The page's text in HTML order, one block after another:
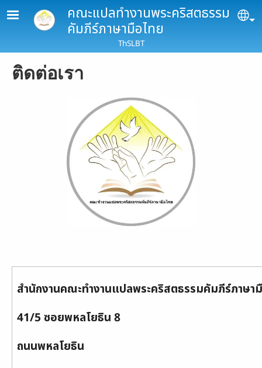
Skip to main contentคณะแปลทำงานพระคริสตธรรม
คัมภีร์ภาษามือไทย
ThSLBT
ติดต่อเรา
สำนักงานคณะทำงานแปลพระคริสตธรรมคัมภีร์ภาษา
41/5 ซอยพหลโยธิน 8
ถนนพหลโยธิน